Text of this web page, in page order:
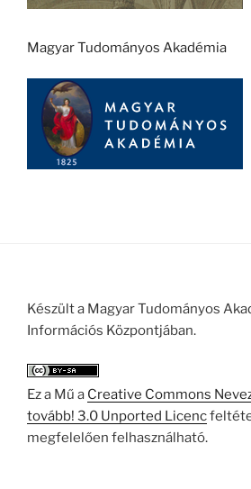
Magyar Tudományos Akadémia
Készült a Magyar Tudományos
Információs Központjában.
Ez a Mű a Creative Commons
tovább! 3.0 Unported Licenc
megfelelően felhasználható.